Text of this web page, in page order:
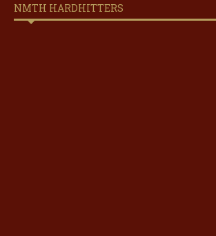
NMTH HARDHITTERS